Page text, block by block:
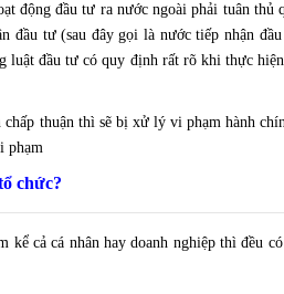
động đầu tư ra nước ngoài phải tuân thủ
đầu tư (sau đây gọi là nước tiếp nhận
đầu tư có quy định rất rõ khi thực
thuận thì sẽ bị xử lý vi phạm hành
phạm
chức?
cả cá nhân hay doanh nghiệp thì đều